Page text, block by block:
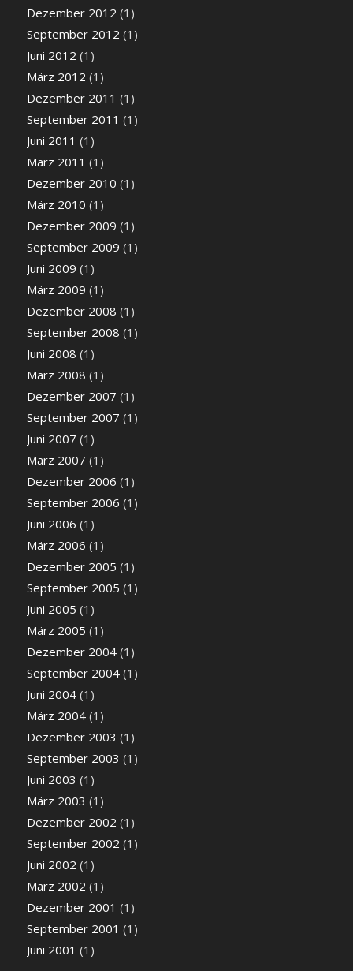
Dezember 2012 (1)
September 2012 (1)
Juni 2012 (1)
März 2012 (1)
Dezember 2011 (1)
September 2011 (1)
Juni 2011 (1)
März 2011 (1)
Dezember 2010 (1)
März 2010 (1)
Dezember 2009 (1)
September 2009 (1)
Juni 2009 (1)
März 2009 (1)
Dezember 2008 (1)
September 2008 (1)
Juni 2008 (1)
März 2008 (1)
Dezember 2007 (1)
September 2007 (1)
Juni 2007 (1)
März 2007 (1)
Dezember 2006 (1)
September 2006 (1)
Juni 2006 (1)
März 2006 (1)
Dezember 2005 (1)
September 2005 (1)
Juni 2005 (1)
März 2005 (1)
Dezember 2004(1)
September 2004(1)
Juni 2004(1)
März 2004(1)
Dezember 2003 (1)
September 2003 (1)
Juni 2003 (1)
März 2003 (1)
Dezember 2002 (1)
September 2002 (1)
Juni 2002 (1)
März 2002 (1)
Dezember 2001 (1)
September 2001 (1)
Juni 2001 (1)